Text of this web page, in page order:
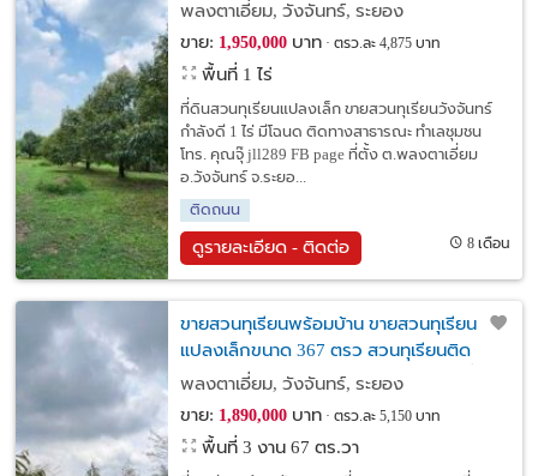
พลงตาเอี่ยม, วังจันทร์, ระยอง
ขาย: 1,950,000บาท ตรว.ละ 4,875 บาท
พื้นที่ 1 ไร่
ที่ดินสวนทุเรียนแปลงเล็ก ขายสวนทุเรียนวังจันทร์
กำลังดี 1 ไร่ มีโฉนด ติดทางสาธารณะ ทำเลชุมชน
โทร. คุณจุ๊ jll289 FB page ที่ตั้ง ต.พลงตาเอี่ยม
อ.วังจันทร์ จ.ระยอ...
ติดถนน
ดูรายละเอียด - ติดต่อ 8 เดือน
ขายสวนทุเรียนพร้อมบ้าน ขายสวนทุเรียน
แปลงเล็กขนาด 367 ตรว สวนทุเรียนติด
คลอง สวนเกษตรยามเกษียณ พลงตาเอี่ยม
พลงตาเอี่ยม, วังจันทร์, ระยอง
ขาย: 1,890,000บาท ตรว.ละ 5,150 บาท
พื้นที่ 3 งาน 67 ตร.วา